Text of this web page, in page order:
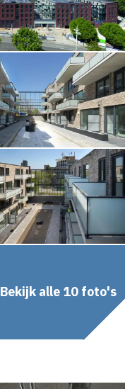
Bekijk alle 10 foto's